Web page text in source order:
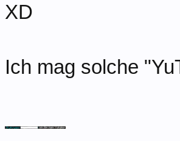
XD
Ich mag solche